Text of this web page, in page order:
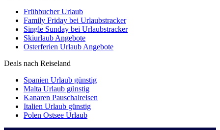
Frühbucher Urlaub
Family Friday bei Urlaubstracker
Single Sunday bei Urlaubstracker
Skiurlaub Angebote
Osterferien Urlaub Angebote
Deals nach Reiseland
Spanien Urlaub günstig
Malta Urlaub günstig
Kanaren Pauschalreisen
Italien Urlaub günstig
Polen Ostsee Urlaub